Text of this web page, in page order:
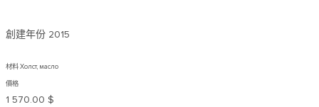
創建年份 2015
材料 Холст, масло
價格
1 570.00 $